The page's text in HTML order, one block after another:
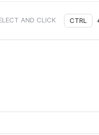
AND CLICK CTRL